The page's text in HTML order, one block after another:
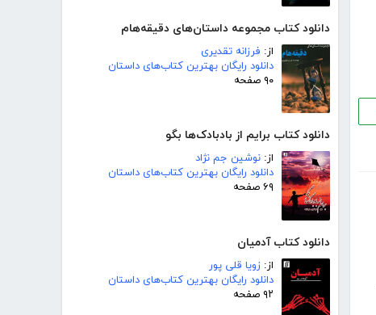
دانلود کتاب مجموعه داستان‌های دقیقه‌هام
از: فرزانه تقدیری
دانلود رایگان بهترین کتاب‌های داستان
۹۰ صفحه
دانلود کتاب برایم از بادبادک‌ها بگو
از: نوشین جم نژاد
دانلود رایگان بهترین کتاب‌های داستان
۶۹ صفحه
دانلود کتاب آدمیان
از: زویا قلی پور
دانلود رایگان بهترین کتاب‌های داستان
۹۲ صفحه